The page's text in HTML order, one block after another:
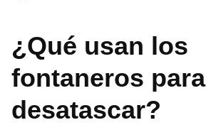
¿Qué usan los
fontaneros para
desatascar?